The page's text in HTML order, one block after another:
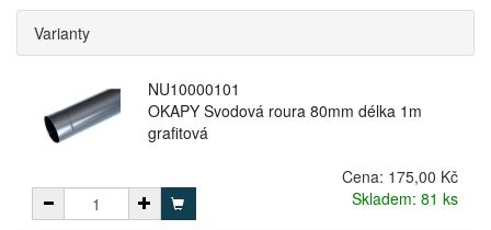
Varianty
NU10000101
OKAPY Svodová roura 80mm délka 1m
grafitová
Cena: 175,00 Kč
Skladem: 81 ks